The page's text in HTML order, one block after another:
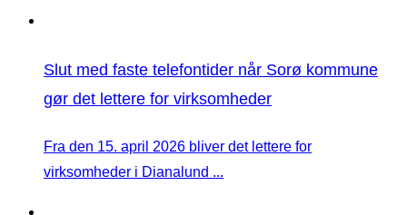
Slut med faste telefontider når Sorø kommune
gør det lettere for virksomheder
Fra den 15. april 2026 bliver det lettere for
virksomheder i Dianalund ...